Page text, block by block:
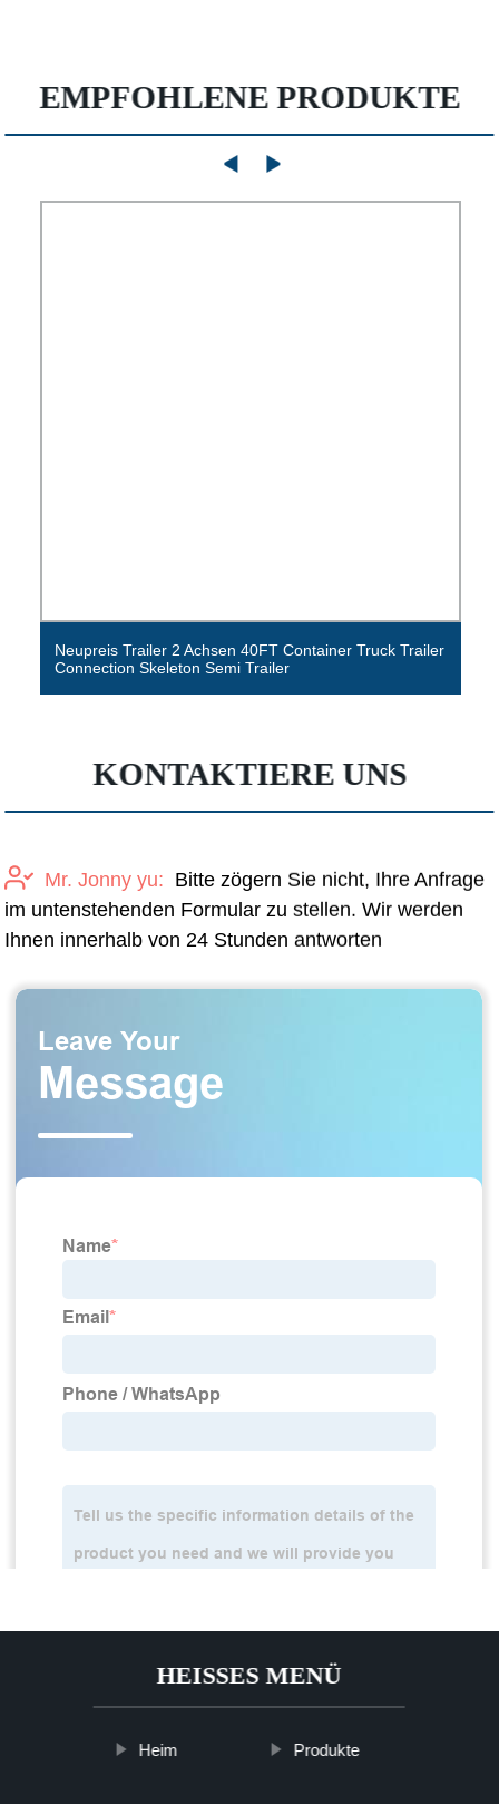
EMPFOHLENE PRODUKTE
Neupreis Trailer 2 Achsen 40FT Container Truck Trailer
Connection Skeleton Semi Trailer
KONTAKTIERE UNS
Mr. Jonny yu: Bitte zögern Sie nicht, Ihre Anfrage
im untenstehenden Formular zu stellen. Wir werden
Ihnen innerhalb von 24 Stunden antworten
HEISSES MENÜ
Heim Produkte